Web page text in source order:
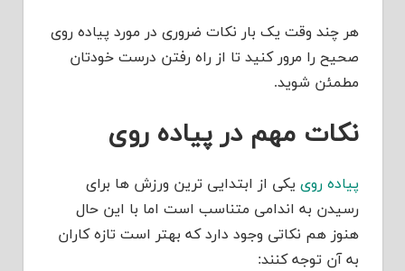
هر چند وقت یک بار نکات ضروری در مورد پیاده روی
صحیح را مرور کنید تا از راه رفتن درست خودتان
مطمئن شوید.
نکات مهم در پیاده روی
پیاده روی یکی از ابتدایی ترین ورزش ها برای
رسیدن به اندامی متناسب است اما با این حال
هنوز هم نکاتی وجود دارد که بهتر است تازه کاران
به آن توجه کنند: